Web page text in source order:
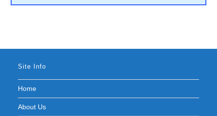
Site Info
Home
About Us